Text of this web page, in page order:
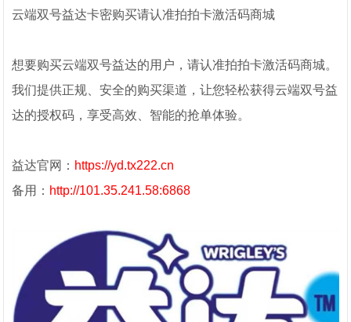
云端双号益达卡密购买请认准拍拍卡激活码商城
想要购买云端双号益达的用户，请认准拍拍卡激活码商城。
我们提供正规、安全的购买渠道，让您轻松获得云端双号益
达的授权码，享受高效、智能的抢单体验。
益达官网： https://yd.tx222.cn
备用： http://101.35.241.58:6868